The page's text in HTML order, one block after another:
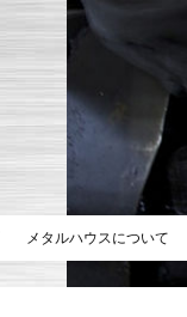
メタルハウスについて